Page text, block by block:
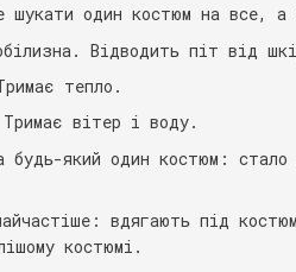
шукати один костюм на все, а
Відводить піт від
тепло.
вітер і воду.
будь-який один костюм:
вдягають під
костюмі.